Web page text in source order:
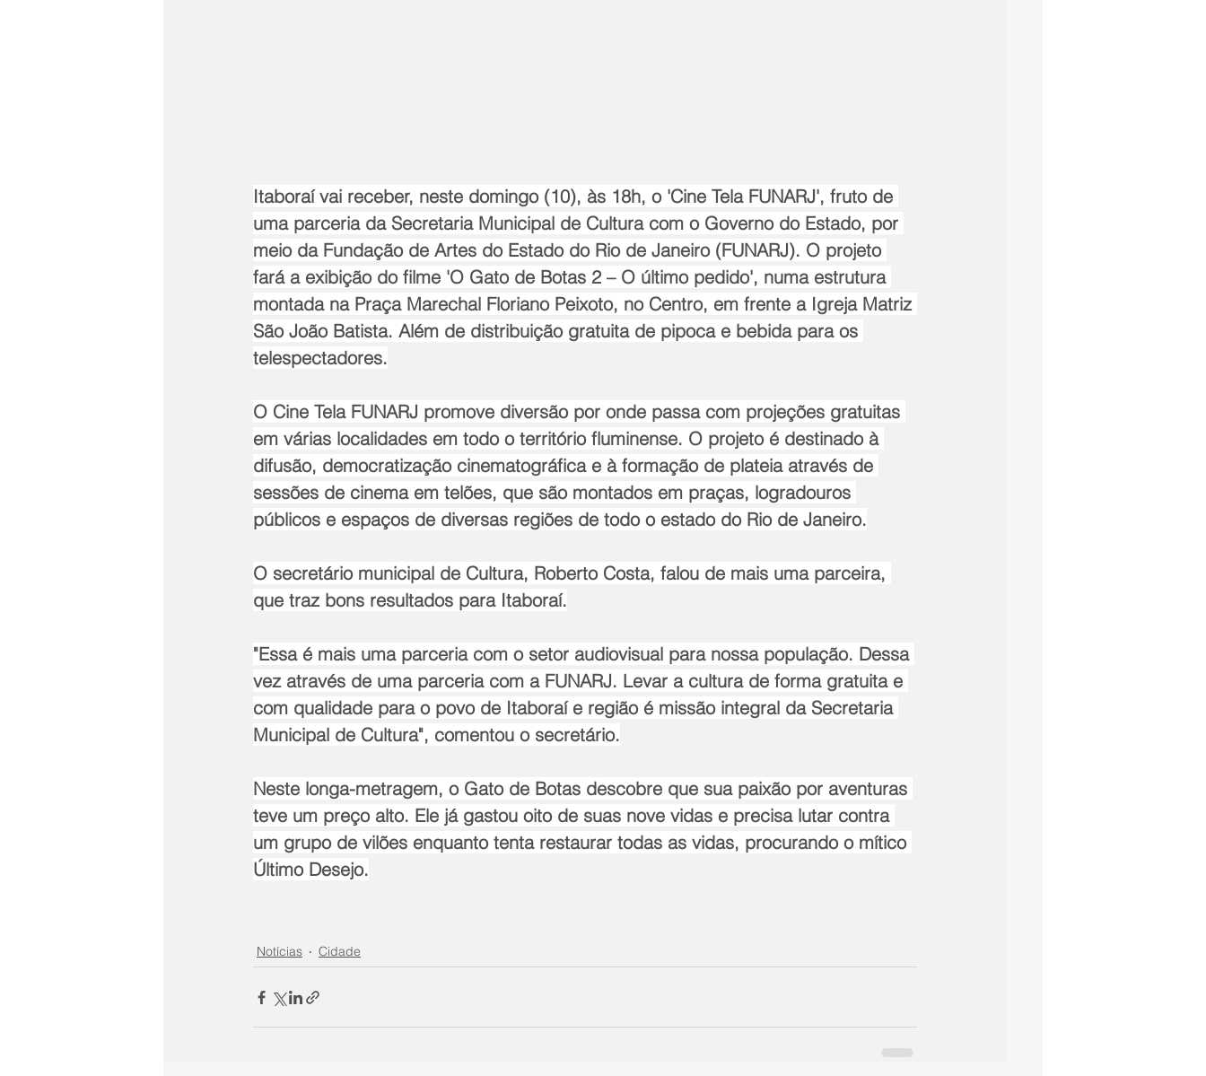
Itaboraí vai receber, neste domingo (10), às 18h, o 'Cine Tela FUNARJ', fruto de
uma parceria da Secretaria Municipal de Cultura com o Governo do Estado, por
meio da Fundação de Artes do Estado do Rio de Janeiro (FUNARJ). O projeto
fará a exibição do filme 'O Gato de Botas 2 – O último pedido', numa estrutura
montada na Praça Marechal Floriano Peixoto, no Centro, em frente a Igreja Matriz
São João Batista. Além de distribuição gratuita de pipoca e bebida para os
telespectadores.
O Cine Tela FUNARJ promove diversão por onde passa com projeções gratuitas
em várias localidades em todo o território fluminense. O projeto é destinado à
difusão, democratização cinematográfica e à formação de plateia através de
sessões de cinema em telões, que são montados em praças, logradouros
públicos e espaços de diversas regiões de todo o estado do Rio de Janeiro.
O secretário municipal de Cultura, Roberto Costa, falou de mais uma parceira,
que traz bons resultados para Itaboraí.
"Essa é mais uma parceria com o setor audiovisual para nossa população. Dessa
vez através de uma parceria com a FUNARJ. Levar a cultura de forma gratuita e
com qualidade para o povo de Itaboraí e região é missão integral da Secretaria
Municipal de Cultura", comentou o secretário.
Neste longa-metragem, o Gato de Botas descobre que sua paixão por aventuras
teve um preço alto. Ele já gastou oito de suas nove vidas e precisa lutar contra
um grupo de vilões enquanto tenta restaurar todas as vidas, procurando o mítico
Último Desejo.
Notícias Cidade